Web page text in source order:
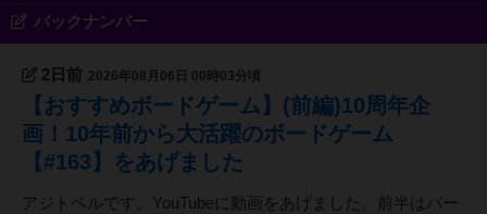
バックナンバー
2日前 2026年08月06日 00時03分頃
【おすすめボードゲーム】(前編)10周年企
画！10年前から大活躍のボードゲーム
【#163】をあげました
アジトベルです。YouTubeに動画をあげました。前半はパー